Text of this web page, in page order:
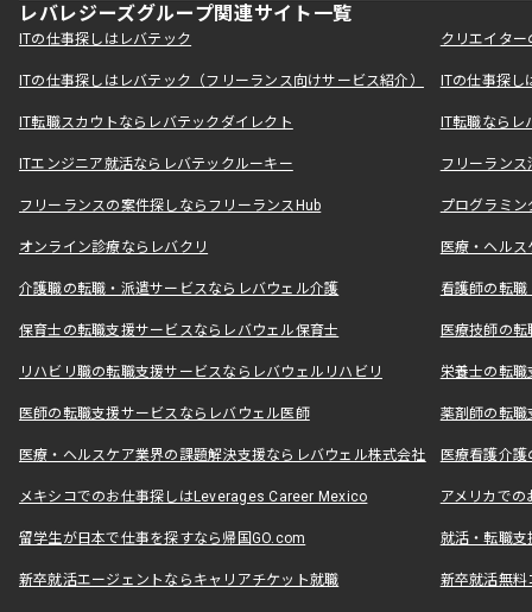
レバレジーズグループ関連サイト一覧
ITの仕事探しはレバテック クリエイタ
ITの仕事探しはレバテック（フリーランス向けサービス紹介） ITの仕事探
IT転職スカウトならレバテックダイレクト IT転職なら
ITエンジニア就活ならレバテックルーキー フリーラン
フリーランスの案件探しならフリーランスHub プログラミ
オンライン診療ならレバクリ 医療・ヘル
介護職の転職・派遣サービスならレバウェル介護 看護師の転
保育士の転職支援サービスならレバウェル保育士 医療技師の
リハビリ職の転職支援サービスならレバウェルリハビリ 栄養士の転
医師の転職支援サービスならレバウェル医師 薬剤師の転
医療・ヘルスケア業界の課題解決支援ならレバウェル株式会社 医療看護介
メキシコでのお仕事探しはLeverages Career Mexico アメリカで
留学生が日本で仕事を探すなら帰国GO.com 就活・転職
新卒就活エージェントならキャリアチケット就職 新卒就活無料